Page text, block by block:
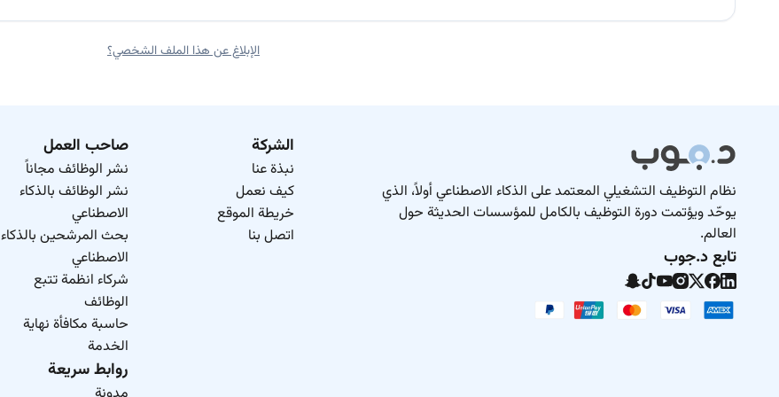
critical thinking skills to optimize processes and drive business outcomes.
الإبلاغ عن هذا الملف الشخصي؟
نظام التوظيف التشغيلي المعتمد على الذكاء الاصطناعي أولاً، الذي
يوحّد ويؤتمت دورة التوظيف بالكامل للمؤسسات الحديثة حول
العالم.
تابع د.جوب
الشركة
نبذة عنا
كيف نعمل
خريطة الموقع
اتصل بنا
صاحب العمل
نشر الوظائف مجاناً
نشر الوظائف بالذكاء
الاصطناعي
بحث المرشحين بالذكاء
الاصطناعي
شركاء انظمة تتبع
الوظائف
حاسبة مكافأة نهاية
الخدمة
روابط سريعة